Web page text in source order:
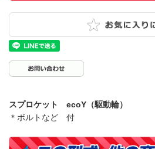
スプロケット ecoY（駆動輪）
＊ボルトなど 付